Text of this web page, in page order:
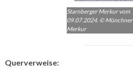
Starnberger Merkur vom
09.07.2024. © Münchner
Merkur
Querverweise: